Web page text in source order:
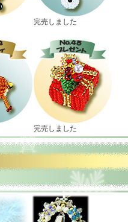
完売しました
完売しました